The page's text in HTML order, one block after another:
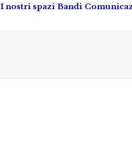
I nostri spazi Bandi